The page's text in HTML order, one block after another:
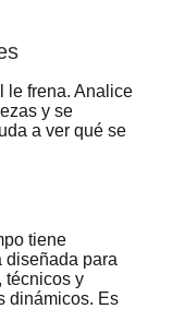
le frena. Analice
y se
a ver qué se
tiene
diseñada para
técnicos y
dinámicos. Es